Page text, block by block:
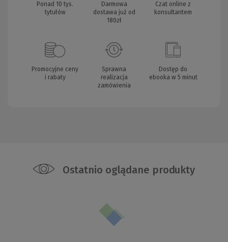
Ponad 10 tys.
tytułów
Darmowa
dostawa już od
180zł
Czat online z
konsultantem
Promocyjne ceny
i rabaty
Sprawna
realizacja
zamówienia
Dostęp do
ebooka w 5 minut
Ostatnio oglądane produkty